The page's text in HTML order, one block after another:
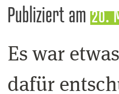
Publiziert am 20.
Es war
dafür